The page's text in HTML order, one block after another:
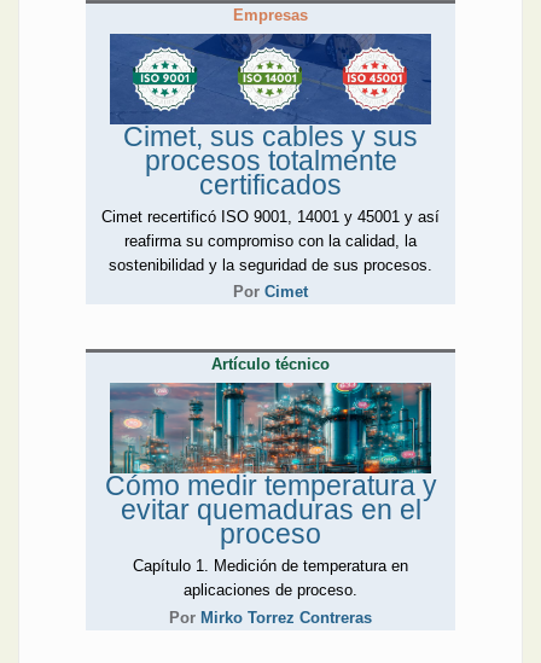
transmisión o generación
de energía. A la vez,
aprovechamos la ocasión
para hablar del Foro de
Ingeniería Eléctrica que se
llevará a cabo en Córdoba
los próximos 15 y 16 de
Ricardo Berizzo, ingeniero
renombrado de la UTN
Rosario, aclara el
panorama acerca del futuro
de Elon Musk que tanto
tanto se han difundido a
través de los medios
masivos de comunicación.
Su colega, Mirko Tórrez
Contreras, ahonda en
aspectos asociados a la
temperatura y el
surgimiento de las distintas
escalas de medición.
Iluminación integradora,
iluminación centrada en el
Empresas
Cimet, sus cables y sus
procesos totalmente
certificados
Cimet recertificó ISO 9001, 14001 y 45001 y así
reafirma su compromiso con la calidad, la
sostenibilidad y la seguridad de sus procesos.
Por Cimet
Artículo técnico
Cómo medir temperatura y
evitar quemaduras en el
proceso
Capítulo 1. Medición de temperatura en
aplicaciones de proceso.
Por Mirko Torrez Contreras